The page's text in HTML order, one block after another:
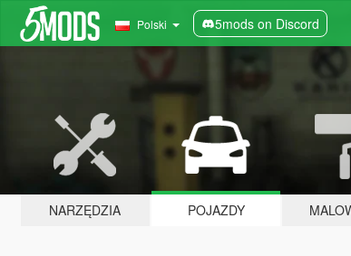
Polski 5mods on Discord
NARZĘDZIA POJAZDY